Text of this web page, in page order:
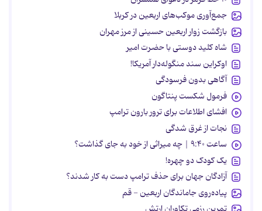
جمع‌آوری موکب‌های اربعین در کربلا
بازگشت زوار اربعین حسینی از مرز مهران
شاه کلید دوستی با حضرت امیر
اوکراین سند منگوله‌دار آمریکا!
آگاهی بدون فرسودگی
فرمول شکست پنتاگون
افشای اطلاعات برای ترور بارون ترامپ
نجات از غرق شدگی
ساعت ۹:۴۰ | چه میراثی از خود به جای گذاشت؟
یک کودک دو چهره!
آزادگان جهان برای حذف ترامپ دست به کار شدند؟
پیاده‌روی جاماندگان اربعین - قم